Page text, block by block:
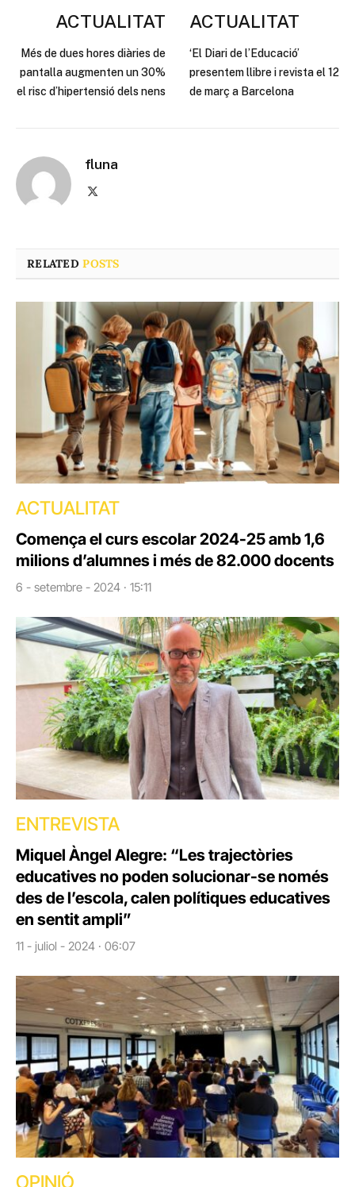
ACTUALITAT
Més de dues hores diàries de
pantalla augmenten un 30%
el risc d’hipertensió dels nens
ACTUALITAT
‘El Diari de l’Educació’
presentem llibre i revista el 12
de març a Barcelona
fluna
RELATEDPOSTS
ACTUALITAT
Comença el curs escolar 2024-25 amb 1,6
milions d’alumnes i més de 82.000 docents
6 - setembre - 2024 · 15:11
ENTREVISTA
Miquel Àngel Alegre: “Les trajectòries
educatives no poden solucionar-se només
des de l’escola, calen polítiques educatives
en sentit ampli”
11 - juliol - 2024 · 06:07
OPINIÓ